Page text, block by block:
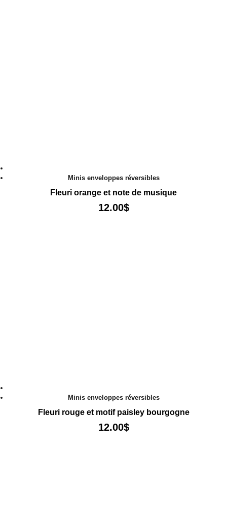
Minis enveloppes réversibles
Fleuri orange et note de musique
12.00$
Minis enveloppes réversibles
Fleuri rouge et motif paisley bourgogne
12.00$